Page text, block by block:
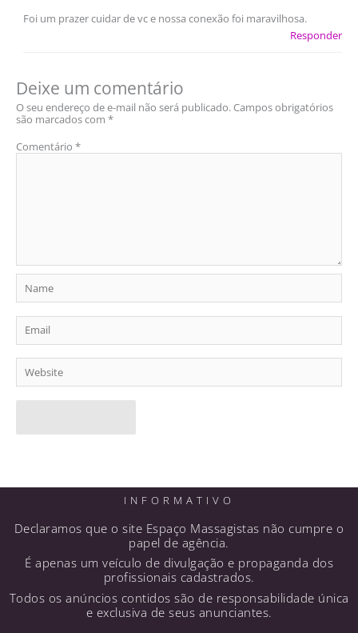
Foi um prazer cuidar de vc e nossa conexão foi maravilhosa.
Responder
Deixe um comentário
O seu endereço de e-mail não será publicado. Campos obrigatórios
são marcados com *
Comentário *
Name
Email
Website
INFORMATIVO
Declaramos que o site Espaço Massagistas não cumpre o
papel de agência.
É apenas um veículo de divulgação e propaganda dos
profissionais cadastrados.
Todos os anúncios contidos são de responsabilidade única
e exclusiva de seus anunciantes.